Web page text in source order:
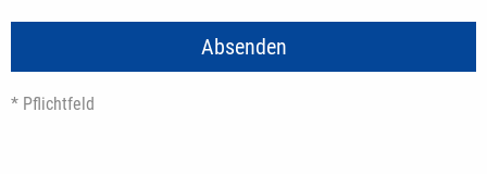
Absenden
* Pflichtfeld